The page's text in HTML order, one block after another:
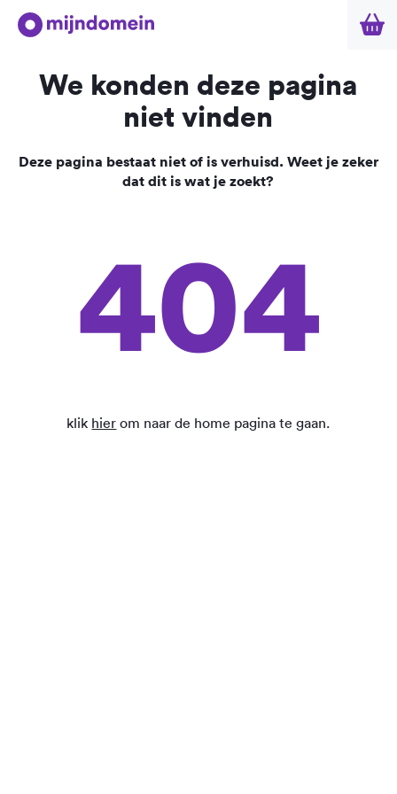
We konden deze pagina
niet vinden
Deze pagina bestaat niet of is verhuisd. Weet je zeker
dat dit is wat je zoekt?
404
klik hier om naar de home pagina te gaan.